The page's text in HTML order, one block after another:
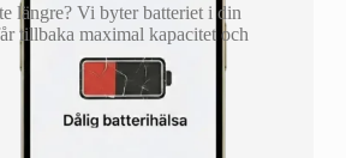
längre? Vi byter batteriet i din
tillbaka maximal kapacitet och